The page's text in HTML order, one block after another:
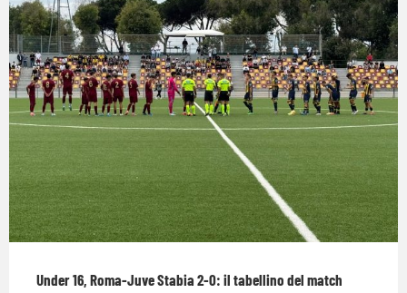
Under 16, Roma-Juve Stabia 2-0: il tabellino del match